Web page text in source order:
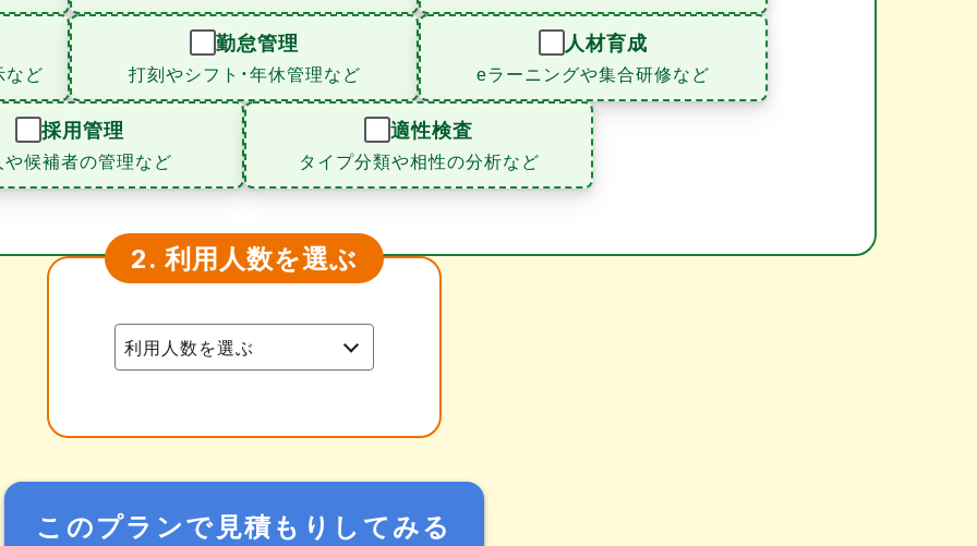
など
勤怠管理
打刻やシフト・年休管理など
人材育成
eラーニングや集合研修など
採用管理
候補者の管理など
適性検査
タイプ分類や相性の分析など
2. 利用人数を選ぶ
このプランで見積もりしてみる